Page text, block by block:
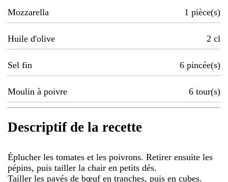
Mozzarella 1 pièce(s)
Huile d'olive 2 cl
Sel fin 6 pincée(s)
Moulin à poivre 6 tour(s)
Descriptif de la recette
Éplucher les tomates et les poivrons. Retirer ensuite les
pépins, puis tailler la chair en petits dés.
Tailler les pavés de bœuf en tranches, puis en cubes.